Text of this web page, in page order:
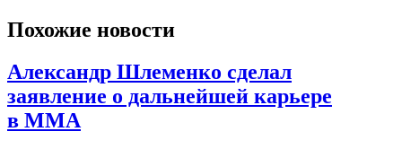
Похожие новости
Александр Шлеменко сделал
заявление о дальнейшей карьере
в MMA